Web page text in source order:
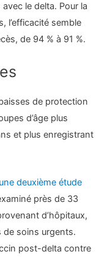
avec le delta. Pour la
l’efficacité semble
de 94 % à 91 %.
de protection
d’âge plus
et plus enregistrant
une deuxième étude
près de 33
d’hôpitaux,
de soins urgents.
post-delta contre